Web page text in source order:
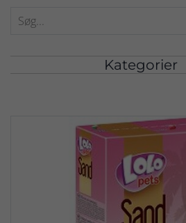
Kategorier